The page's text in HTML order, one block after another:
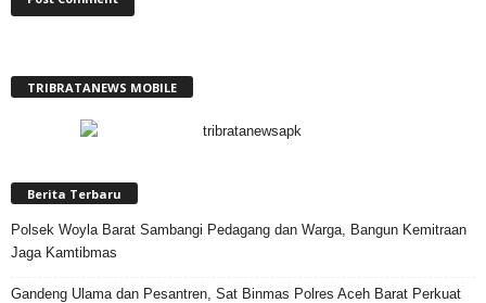
TRIBRATANEWS MOBILE
Berita Terbaru
Polsek Woyla Barat Sambangi Pedagang dan Warga, Bangun Kemitraan
Jaga Kamtibmas
Gandeng Ulama dan Pesantren, Sat Binmas Polres Aceh Barat Perkuat